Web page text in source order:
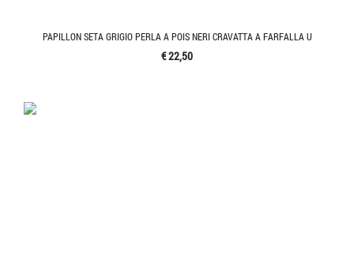
PAPILLON SETA GRIGIO PERLA A POIS NERI CRAVATTA A FARFALLA U
€ 22,50